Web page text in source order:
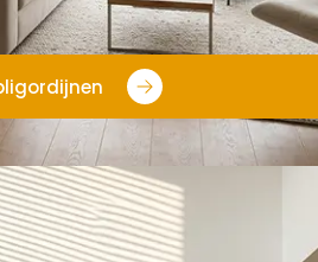
die niet alleen het licht